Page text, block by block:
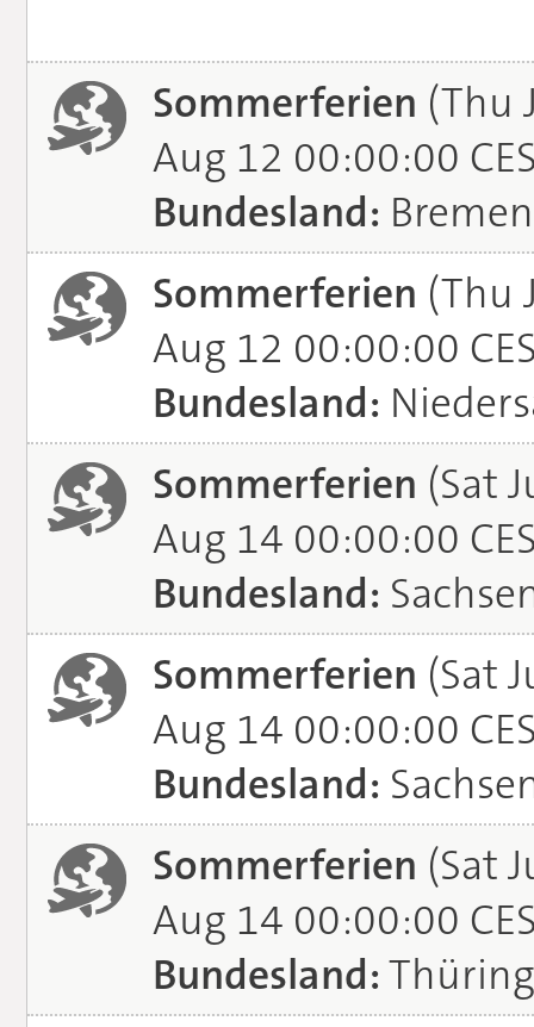
Sommerferien (Thu
Aug 12 00:00:00
Bundesland: Bremen
Sommerferien (Thu
Aug 12 00:00:00
Bundesland:
Sommerferien (Sat
Aug 14 00:00:00
Bundesland:
Sommerferien (Sat
Aug 14 00:00:00
Bundesland:
Sommerferien (Sat
Aug 14 00:00:00
Bundesland: